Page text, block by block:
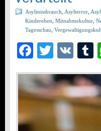
Asylmissbrauch Asylterror
Kinderehen Mitnahmekultur
Tagesschau
Twitter
VK